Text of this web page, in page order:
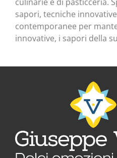
sapori, tecniche
contemporanee per
innovative, i sapori della